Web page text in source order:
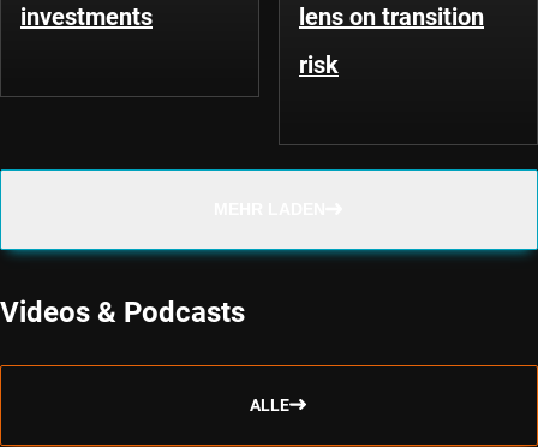
investments
lens on transition
risk
Videos & Podcasts
ALLE